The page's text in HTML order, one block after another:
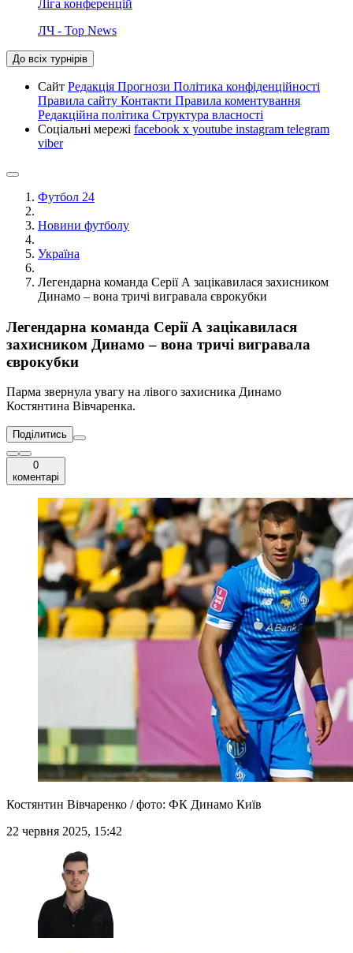
Ліга конференцій
ЛЧ - Top News
До всіх турнірів
Сайт Редакція Прогнози Політика конфіденційності
Правила сайту Контакти Правила коментування
Редакційна політика Структура власності
Соціальні мережі facebook x youtube instagram telegram
viber
Футбол 24
Новини футболу
Україна
Легендарна команда Серії А зацікавилася захисником
Динамо – вона тричі вигравала єврокубки
Легендарна команда Серії А зацікавилася
захисником Динамо – вона тричі вигравала
єврокубки
Парма звернула увагу на лівого захисника Динамо
Костянтина Вівчаренка.
Поділитись
0
коментарі
Костянтин Вівчаренко / фото: ФК Динамо Київ
22 червня 2025, 15:42